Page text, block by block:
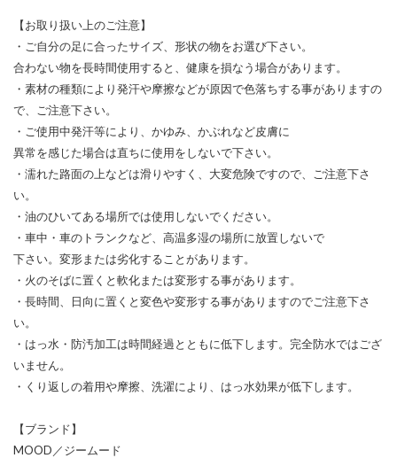
【お取り扱い上のご注意】
・ご自分の足に合ったサイズ、形状の物をお選び下さい。
合わない物を長時間使用すると、健康を損なう場合があります。
・素材の種類により発汗や摩擦などが原因で色落ちする事がありますの
で、ご注意下さい。
・ご使用中発汗等により、かゆみ、かぶれなど皮膚に
異常を感じた場合は直ちに使用をしないで下さい。
・濡れた路面の上などは滑りやすく、大変危険ですので、ご注意下さ
い。
・油のひいてある場所では使用しないでください。
・車中・車のトランクなど、高温多湿の場所に放置しないで
下さい。変形または劣化することがあります。
・火のそばに置くと軟化または変形する事があります。
・長時間、日向に置くと変色や変形する事がありますのでご注意下さ
い。
・はっ水・防汚加工は時間経過とともに低下します。完全防水ではござ
いません。
・くり返しの着用や摩擦、洗濯により、はっ水効果が低下します。
【ブランド】
MOOD／ジームード